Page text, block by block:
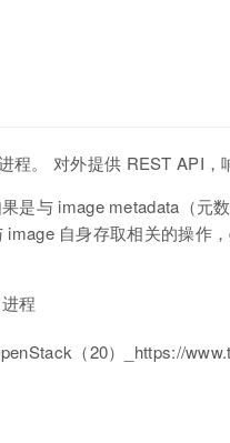
程。 对外提供 REST API，
是与 image metadata（元
自身存取相关的操作
程